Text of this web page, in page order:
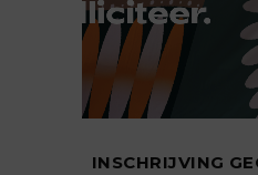
INSCHRIJVING